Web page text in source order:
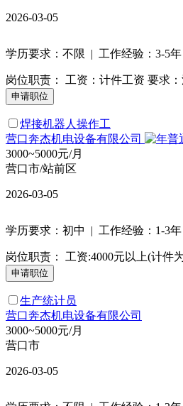
2026-03-05
学历要求：不限 | 工作经验：3-5
岗位职责： 工资：计件工资 要求
焊接机器人操作工
营口奔杰机电设备有限公司
3000~5000元/月
营口市/站前区
2026-03-05
学历要求：初中 | 工作经验：1-3
岗位职责： 工资:4000元以上(计件
生产统计员
营口奔杰机电设备有限公司
3000~5000元/月
营口市
2026-03-05